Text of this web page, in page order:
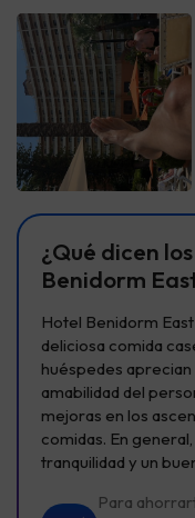
¿Qué dicen
Benidorm
Hotel Benidorm
deliciosa comida
huéspedes
amabilidad del
mejoras en los
comidas. En
tranquilidad y un
Para